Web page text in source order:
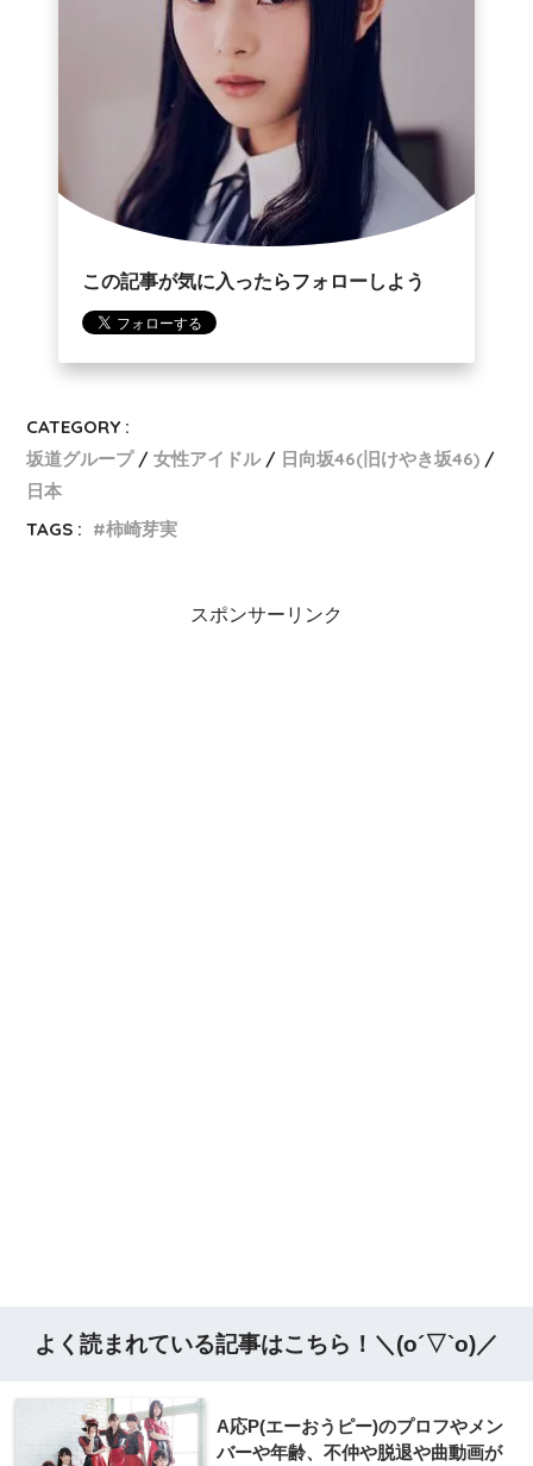
この記事が気に入ったらフォローしよう
CATEGORY :
坂道グループ
女性アイドル
日向坂46(旧けやき坂46)
日本
TAGS :
柿崎芽実
スポンサーリンク
よく読まれている記事はこちら！＼(o´▽`o)／
A応P(エーおうピー)のプロフやメン
バーや年齢、不仲や脱退や曲動画が